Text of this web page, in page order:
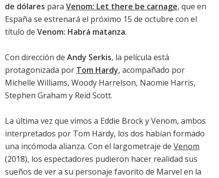
de dólares para Venom: Let there be carnage, que en
España se estrenará el próximo 15 de octubre con el
título de Venom: Habrá matanza.
Con dirección de Andy Serkis, la película está
protagonizada por Tom Hardy, acompañado por
Michelle Williams, Woody Harrelson, Naomie Harris,
Stephen Graham y Reid Scott.
La última vez que vimos a Eddie Brock y Venom, ambos
interpretados por Tom Hardy, los dos habían formado
una incómoda alianza. Con el largometraje de Venom
(2018), los espectadores pudieron hacer realidad sus
sueños de ver a su personaje favorito de Marvel en la